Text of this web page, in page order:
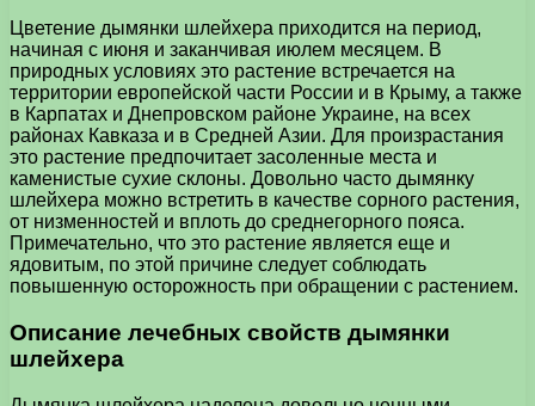
Цветение дымянки шлейхера приходится на период,
начиная с июня и заканчивая июлем месяцем. В
природных условиях это растение встречается на
территории европейской части России и в Крыму, а также
в Карпатах и Днепровском районе Украине, на всех
районах Кавказа и в Средней Азии. Для произрастания
это растение предпочитает засоленные места и
каменистые сухие склоны. Довольно часто дымянку
шлейхера можно встретить в качестве сорного растения,
от низменностей и вплоть до среднегорного пояса.
Примечательно, что это растение является еще и
ядовитым, по этой причине следует соблюдать
повышенную осторожность при обращении с растением.
Описание лечебных свойств дымянки
шлейхера